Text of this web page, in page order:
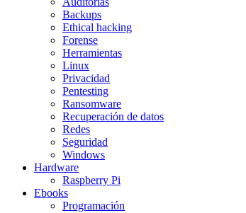
Backups
Ethical hacking
Forense
Herramientas
Linux
Privacidad
Pentesting
Ransomware
Recuperación de datos
Redes
Seguridad
Windows
Hardware
Raspberry Pi
Ebooks
Programación